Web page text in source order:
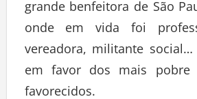
grande benfeitora de São
onde em vida foi
vereadora, militante social…
em favor dos mais pobre
favorecidos.